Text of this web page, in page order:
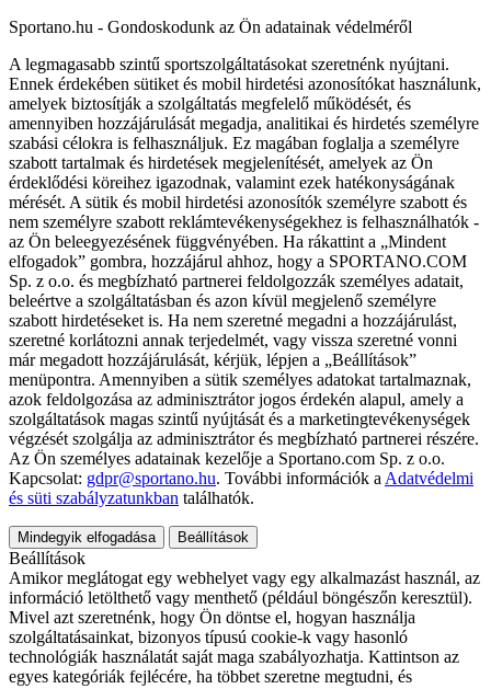
Sportano.hu - Gondoskodunk az Ön adatainak védelméről
A legmagasabb szintű sportszolgáltatásokat szeretnénk nyújtani.
Ennek érdekében sütiket és mobil hirdetési azonosítókat használunk,
amelyek biztosítják a szolgáltatás megfelelő működését, és
amennyiben hozzájárulását megadja, analitikai és hirdetés személyre
szabási célokra is felhasználjuk. Ez magában foglalja a személyre
szabott tartalmak és hirdetések megjelenítését, amelyek az Ön
érdeklődési köreihez igazodnak, valamint ezek hatékonyságának
mérését. A sütik és mobil hirdetési azonosítók személyre szabott és
nem személyre szabott reklámtevékenységekhez is felhasználhatók -
az Ön beleegyezésének függvényében. Ha rákattint a „Mindent
elfogadok” gombra, hozzájárul ahhoz, hogy a SPORTANO.COM
Sp. z o.o. és megbízható partnerei feldolgozzák személyes adatait,
beleértve a szolgáltatásban és azon kívül megjelenő személyre
szabott hirdetéseket is. Ha nem szeretné megadni a hozzájárulást,
szeretné korlátozni annak terjedelmét, vagy vissza szeretné vonni
már megadott hozzájárulását, kérjük, lépjen a „Beállítások”
menüpontra. Amennyiben a sütik személyes adatokat tartalmaznak,
azok feldolgozása az adminisztrátor jogos érdekén alapul, amely a
szolgáltatások magas szintű nyújtását és a marketingtevékenységek
végzését szolgálja az adminisztrátor és megbízható partnerei részére.
Az Ön személyes adatainak kezelője a Sportano.com Sp. z o.o.
Kapcsolat: gdpr@sportano.hu. További információk a Adatvédelmi
és süti szabályzatunkban találhatók.
Mindegyik elfogadása Beállítások
Beállítások
Amikor meglátogat egy webhelyet vagy egy alkalmazást használ, az
információ letölthető vagy menthető (például böngészőn keresztül).
Mivel azt szeretnénk, hogy Ön döntse el, hogyan használja
szolgáltatásainkat, bizonyos típusú cookie-k vagy hasonló
technológiák használatát saját maga szabályozhatja. Kattintson az
egyes kategóriák fejlécére, ha többet szeretne megtudni, és